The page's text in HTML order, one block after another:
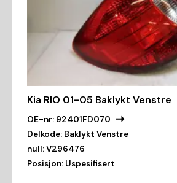
Kia RIO 01-05 Baklykt Venstre
OE-nr: 92401FD070
Delkode: Baklykt Venstre
null:V296476
Posisjon: Uspesifisert